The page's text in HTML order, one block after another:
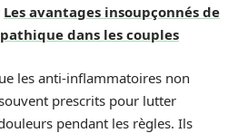
Les avantages insoupçonnés de
dans les couples
les anti-inflammatoires non
prescrits pour lutter
pendant les règles. Ils